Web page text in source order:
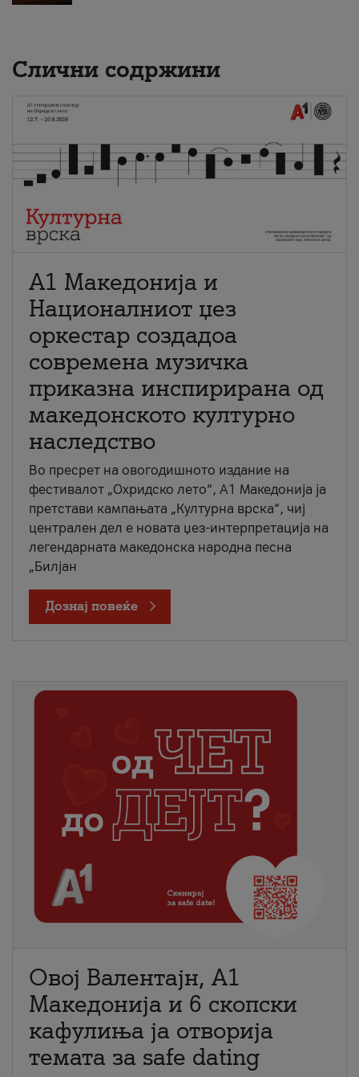
Слични содржини
А1 Македонија и
Националниот џез
оркестар создадоа
современа музичка
приказна инспирирана од
македонското културно
наследство
Во пресрет на овогодишното издание на
фестивалот „Охридско лето“, А1 Македонија ја
претстави кампањата „Културна врска“, чиј
централен дел е новата џез-интерпретација на
легендарната македонска народна песна
„Билјан
Дознај повеќе
Овој Валентајн, A1
Македонија и 6 скопски
кафулиња ја отворија
темата за safe dating